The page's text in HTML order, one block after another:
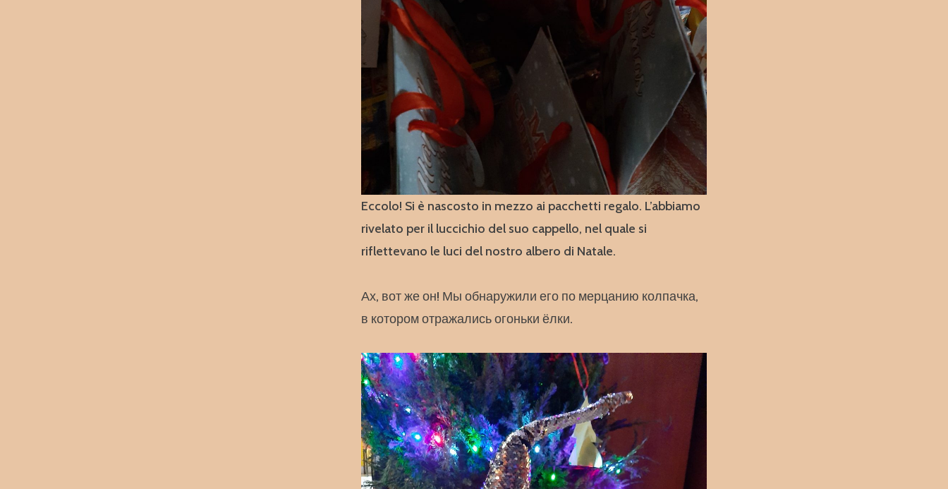
Eccolo! Si è nascosto in mezzo ai pacchetti regalo. L’abbiamo
rivelato per il luccichio del suo cappello, nel quale si
riflettevano le luci del nostro albero di Natale.
Ах, вот же он! Мы обнаружили его по мерцанию колпачка,
в котором отражались огоньки ёлки.